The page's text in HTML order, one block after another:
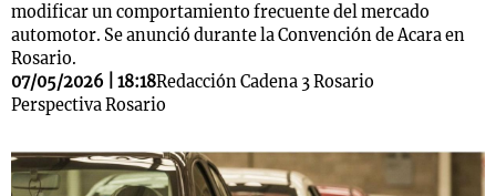
modificar un comportamiento frecuente del mercado
automotor. Se anunció durante la Convención de Acara en
Rosario.
07/05/2026 | 18:18Redacción Cadena 3 Rosario
Perspectiva Rosario